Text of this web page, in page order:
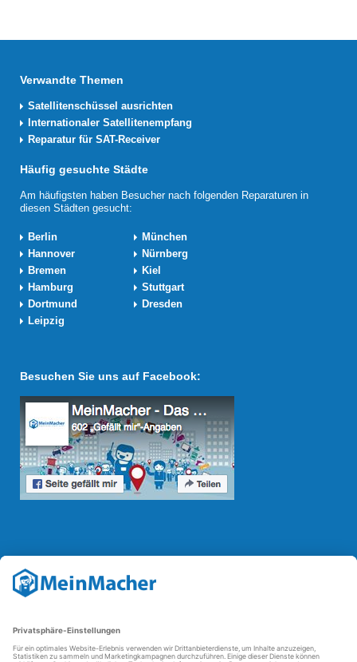
Verwandte Themen
Satellitenschüssel ausrichten
Internationaler Satellitenempfang
Reparatur für SAT-Receiver
Häufig gesuchte Städte
Am häufigsten haben Besucher nach folgenden Reparaturen in
diesen Städten gesucht:
Berlin
München
Hannover
Nürnberg
Bremen
Kiel
Hamburg
Stuttgart
Dortmund
Dresden
Leipzig
Besuchen Sie uns auf Facebook:
Reparatur Revolution
Mit derReparatur-Revolution
Reparaturbedingungen in Deutschland: Für Produkte, die sich gut
reparierenden Betriebe und des Reparatur-Know-hows in
Deutschland.